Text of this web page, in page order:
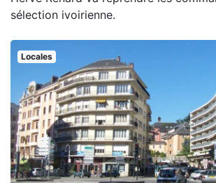
sélection ivoirienne.
Locales